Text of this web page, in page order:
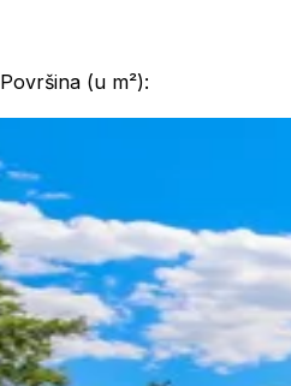
Površina (u m²):